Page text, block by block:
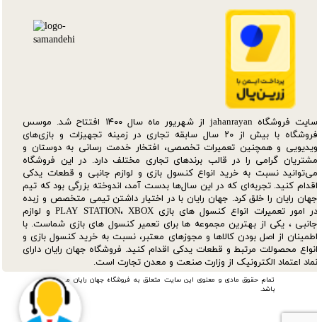
تمام حقوق مادی و معنوی این سایت متعلق به فروشگاه جهان رایان می
باشد.
سایت فروشگاه jahanrayan از شهریور ماه سال ۱۴۰۰ افتتاح شد. موسس
فروشگاه با بیش از ۲۰ سال سابقه تجاری در زمینه تجهیزات و بازی‌های
ویدیویی و همچنین تعمیرات تخصصی، افتخار خدمت رسانی به دوستان و
مشتریان گرامی را در قالب برندهای تجاری مختلف دارد. در این فروشگاه
می‌توانید نسبت به خرید انواع کنسول بازی و لوازم جانبی و قطعات یدکی‌
اقدام کنید. تجربه‌ای که در این سال‌ها بدست آمد، اندوخته بزرگی بود که تیم
جهان رایان را خلق کرد. جهان رایان با در اختیار داشتن تیمی متخصص و زبده
در امور تعمیرات انواع کنسول های بازی PLAY STATION، XBOX و لوازم
جانبی ، یکی از بهترین مجموعه ها برای تعمیر کنسول های بازی شماست. با
اطمینان از اصل بودن کالاها و مجوزهای معتبر، نسبت به خرید کنسول بازی و
انواع محصولات مرتبط و قطعات یدکی اقدام کنید. فروشگاه جهان رایان دارای
نماد اعتماد الکترونیک از وزارت صنعت و معدن تجارت است.